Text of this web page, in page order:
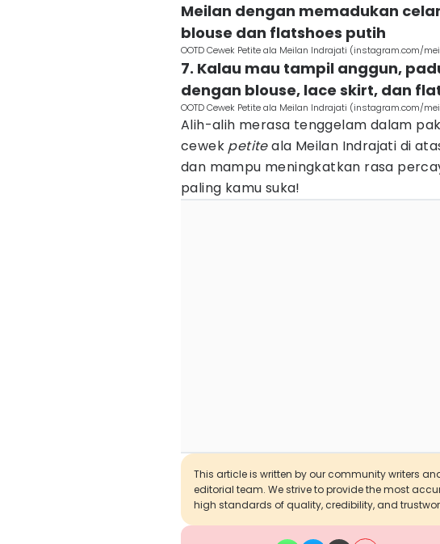
Meilan dengan memadukan
blouse dan flatshoes putih
OOTD Cewek Petite ala Meilan Indrajati (instagram.com/
7. Kalau mau tampil anggun,
dengan blouse, lace skirt, dan
OOTD Cewek Petite ala Meilan Indrajati (instagram.com/
Alih-alih merasa tenggelam dalam
cewek petiteala Meilan Indrajati di
dan mampu meningkatkan rasa
paling kamu suka!
This article is written by our community writers
editorial team. We strive to provide the most
high standards of quality, credibility, and